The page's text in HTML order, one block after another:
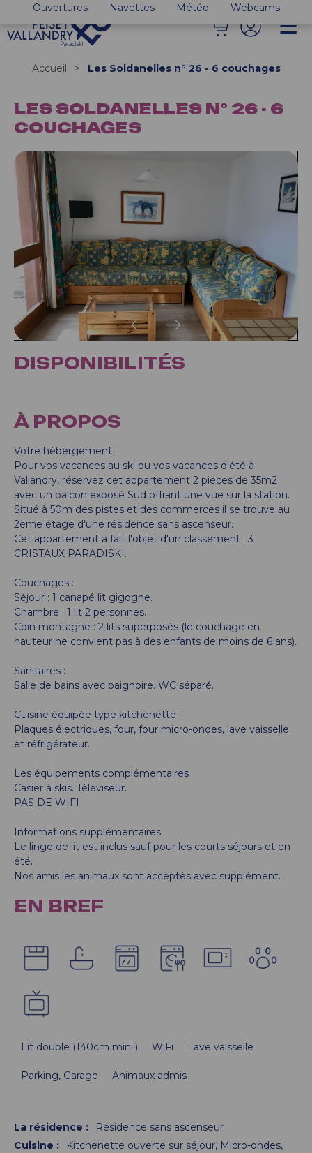
Ouvertures Navettes Météo Webcams
Accueil > Les Soldanelles n° 26 - 6 couchages
LES SOLDANELLES N° 26 - 6
COUCHAGES
DISPONIBILITÉS
À PROPOS
Votre hébergement :
Pour vos vacances au ski ou vos vacances d'été à
Vallandry, réservez cet appartement 2 pièces de 35m2
avec un balcon exposé Sud offrant une vue sur la station.
Situé à 50m des pistes et des commerces il se trouve au
2ème étage d'une résidence sans ascenseur.
Cet appartement a fait l'objet d'un classement : 3
CRISTAUX PARADISKI.
Couchages :
Séjour : 1 canapé lit gigogne.
Chambre : 1 lit 2 personnes.
Coin montagne : 2 lits superposés (le couchage en
hauteur ne convient pas à des enfants de moins de 6 ans).
Sanitaires :
Salle de bains avec baignoire. WC séparé.
Cuisine équipée type kitchenette :
Plaques électriques, four, four micro-ondes, lave vaisselle
et réfrigérateur.
Les équipements complémentaires
Casier à skis. Téléviseur.
PAS DE WIFI
Informations supplémentaires
Le linge de lit est inclus sauf pour les courts séjours et en
été.
Nos amis les animaux sont acceptés avec supplément.
EN BREF
Lit double (140cm mini.) WiFi Lave vaisselle
Parking, Garage Animaux admis
La résidence :
Résidence sans ascenseur
Cuisine : Kitchenette ouverte sur séjour Micro-ondes